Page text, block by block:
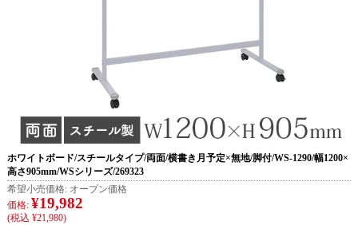
ホワイトボード/スチールタイプ/両面/横書き月予定×無地/脚付/WS-1290/幅1200×
高さ905mm/WSシリーズ/269323
希望小売価格: オープン価格
価格: ¥19,982
(税込 ¥21,980)